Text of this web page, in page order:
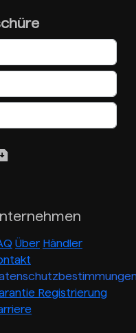
Über Händler
Registrierung